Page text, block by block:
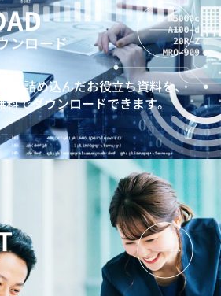
ンロード
を詰め込んだお役立ち資料を、
料でダウンロードできます。